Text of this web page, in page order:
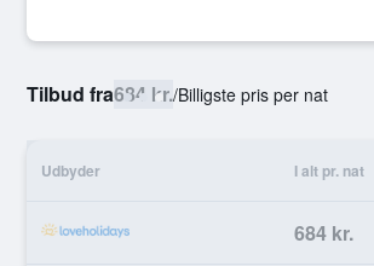
Tilbud fra684 kr./Billigste pris per nat
Udbyder I alt pr. nat
684 kr.